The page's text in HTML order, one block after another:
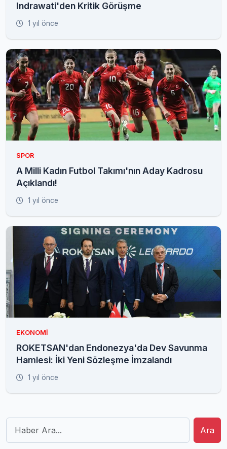
Indrawati'den Kritik Görüşme
1 yıl önce
SPOR
A Milli Kadın Futbol Takımı'nın Aday Kadrosu
Açıklandı!
1 yıl önce
EKONOMI
ROKETSAN'dan Endonezya'da Dev Savunma
Hamlesi: İki Yeni Sözleşme İmzalandı
1 yıl önce
Ara